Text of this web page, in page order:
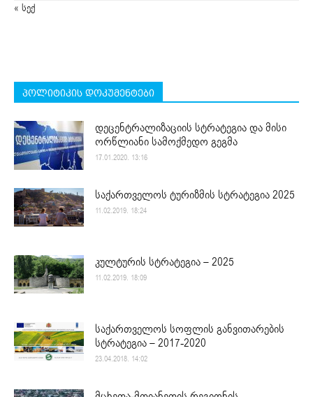
« სექ
პოლიტიკის დოკუმენტები
დეცენტრალიზაციის სტრატეგია და მისი
ორწლიანი სამოქმედო გეგმა
17.01.2020. 13:16
საქართველოს ტურიზმის სტრატეგია 2025
11.02.2019. 18:24
კულტურის სტრატეგია – 2025
11.02.2019. 18:09
საქართველოს სოფლის განვითარების
სტრატეგია – 2017-2020
23.04.2018. 14:02